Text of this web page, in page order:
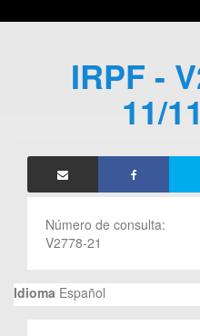
IRPF -
11/
Número de consulta:
V2778-21
Idioma Español